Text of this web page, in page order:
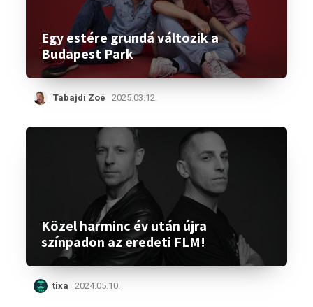
Egy estére grundá változik a
Budapest Park
Tabajdi Zoé 2025.03.12.
Közel harminc év után újra
színpadon az eredeti FLM!
tixa 2024.05.10.